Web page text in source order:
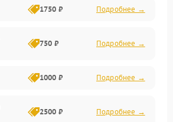
1750 ₽ Подробнее →
750 ₽ Подробнее →
1000 ₽ Подробнее →
2500 ₽ Подробнее →